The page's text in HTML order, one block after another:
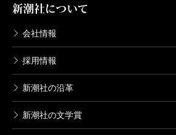
新潮社について
会社情報
採用情報
新潮社の沿革
新潮社の文学賞